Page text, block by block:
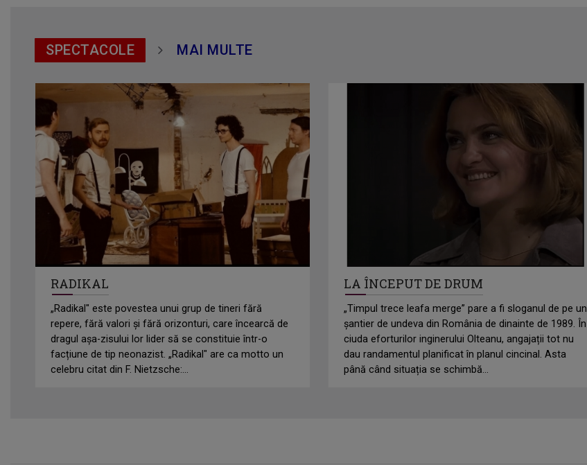
SPECTACOLE MAI MULTE
RADIKAL
„Radikal" este povestea unui grup de tineri fără
repere, fără valori și fără orizonturi, care încearcă de
dragul așa-zisului lor lider să se constituie într-o
facțiune de tip neonazist. „Radikal" are ca motto un
celebru citat din F. Nietzsche:...
LA ÎNCEPUT DE DRUM
„Timpul trece leafa merge” pare a fi sloganul de pe un
șantier de undeva din România de dinainte de 1989. În
ciuda eforturilor inginerului Olteanu, angajații tot nu
dau randamentul planificat în planul cincinal. Asta
până când situația se schimbă...